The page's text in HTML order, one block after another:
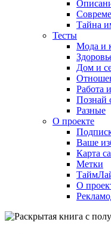
Тайна
Тесты
Мода и
Дом и
Работа
Познай
Разные
О проекте
Ваше
Карта
Метки
О